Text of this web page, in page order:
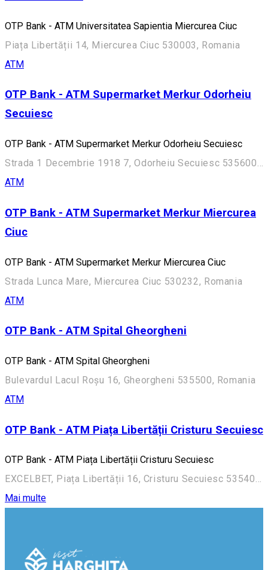
OTP Bank - ATM Universitatea Sapientia Miercurea Ciuc
Piața Libertății 14, Miercurea Ciuc 530003, Romania
ATM
OTP Bank - ATM Supermarket Merkur Odorheiu
Secuiesc
OTP Bank - ATM Supermarket Merkur Odorheiu Secuiesc
Strada 1 Decembrie 1918 7, Odorheiu Secuiesc 535600, Romania
ATM
OTP Bank - ATM Supermarket Merkur Miercurea
Ciuc
OTP Bank - ATM Supermarket Merkur Miercurea Ciuc
Strada Lunca Mare, Miercurea Ciuc 530232, Romania
ATM
OTP Bank - ATM Spital Gheorgheni
OTP Bank - ATM Spital Gheorgheni
Bulevardul Lacul Roșu 16, Gheorgheni 535500, Romania
ATM
OTP Bank - ATM Piața Libertății Cristuru Secuiesc
OTP Bank - ATM Piața Libertății Cristuru Secuiesc
EXCELBET, Piața Libertății 16, Cristuru Secuiesc 535400, Romania
Mai multe